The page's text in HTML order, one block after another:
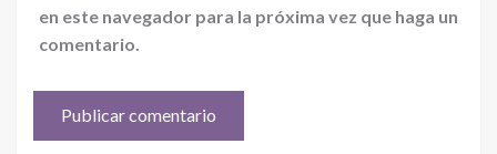
en este navegador para la próxima vez que haga un
comentario.